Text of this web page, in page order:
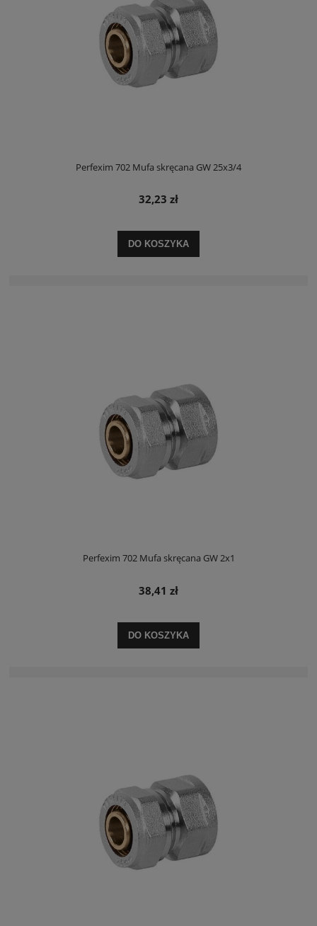
Perfexim 702 Mufa skręcana GW 25x3/4
32,23 zł
DO KOSZYKA
Perfexim 702 Mufa skręcana GW 2x1
38,41 zł
DO KOSZYKA